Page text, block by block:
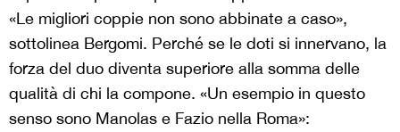
«Le migliori coppie non sono abbinate a caso»,
sottolinea Bergomi. Perché se le doti si innervano, la
forza del duo diventa superiore alla somma delle
qualità di chi la compone. «Un esempio in questo
senso sono Manolas e Fazio nella Roma»: